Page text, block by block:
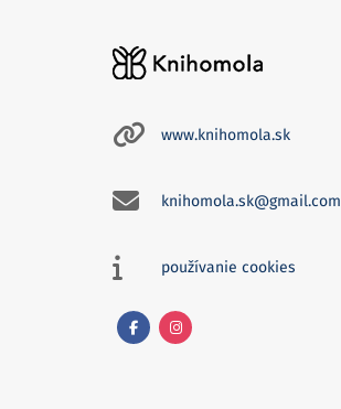
www.knihomola.sk
knihomola.sk@gmail.com
používanie cookies